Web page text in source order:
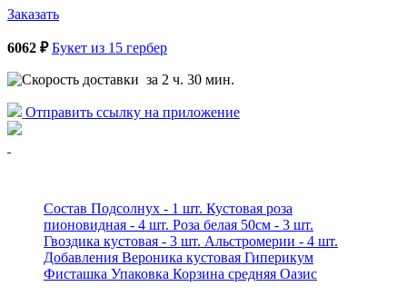
Заказать
6062 ₽ Букет из 15 гербер
за 2 ч. 30 мин.
Отправить ссылку на приложение
Состав Подсолнух - 1 шт. Кустовая роза
пионовидная - 4 шт. Роза белая 50см - 3 шт.
Гвоздика кустовая - 3 шт. Альстромерии - 4 шт.
Добавления Вероника кустовая Гиперикум
Фисташка Упаковка Корзина средняя Оазис